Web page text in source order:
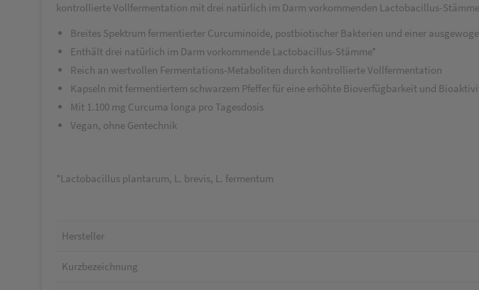
kontrollierte Vollfermentation mit drei natürlich im Darm vorkommenden Lactobacillus-
Breites Spektrum fermentierter Curcuminoide, postbiotischer Bakterien und einer
Enthält drei natürlich im Darm vorkommende Lactobacillus-Stämme*
Reich an wertvollen Fermentations-Metaboliten durch kontrollierte Vollfermentation
Kapseln mit fermentiertem schwarzem Pfeffer für eine erhöhte Bioverfügbarkeit und
Mit 1.100 mg Curcuma longa pro Tagesdosis
Vegan, ohne Gentechnik
*Lactobacillus plantarum, L. brevis, L. fermentum
Hersteller
Kurzbezeichnung